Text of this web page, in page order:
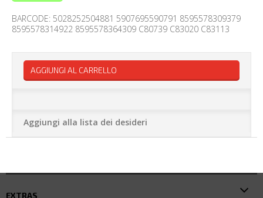
BARCODE: 5028252504881 5907695590791 8595578309379
8595578314922 8595578364309 C80739 C83020 C83113
AGGIUNGI AL CARRELLO
Aggiungi alla lista dei desideri
EXTRAS